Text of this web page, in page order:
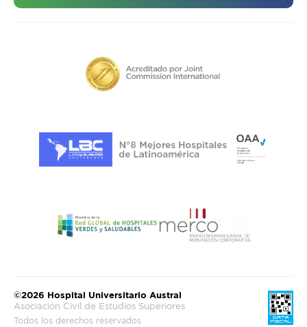
©2026 Hospital Universitario Austral
Asociación Civil de Estudios Superiores
Todos los derechos reservados